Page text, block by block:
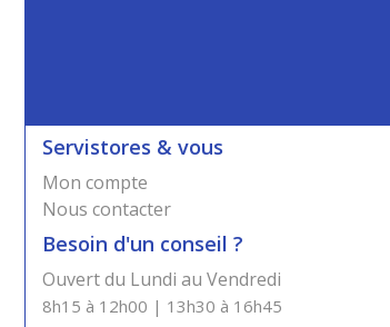
Servistores & vous
Mon compte
Nous contacter
Besoin d'un conseil ?
Ouvert du Lundi au Vendredi
8h15 à 12h00 | 13h30 à 16h45